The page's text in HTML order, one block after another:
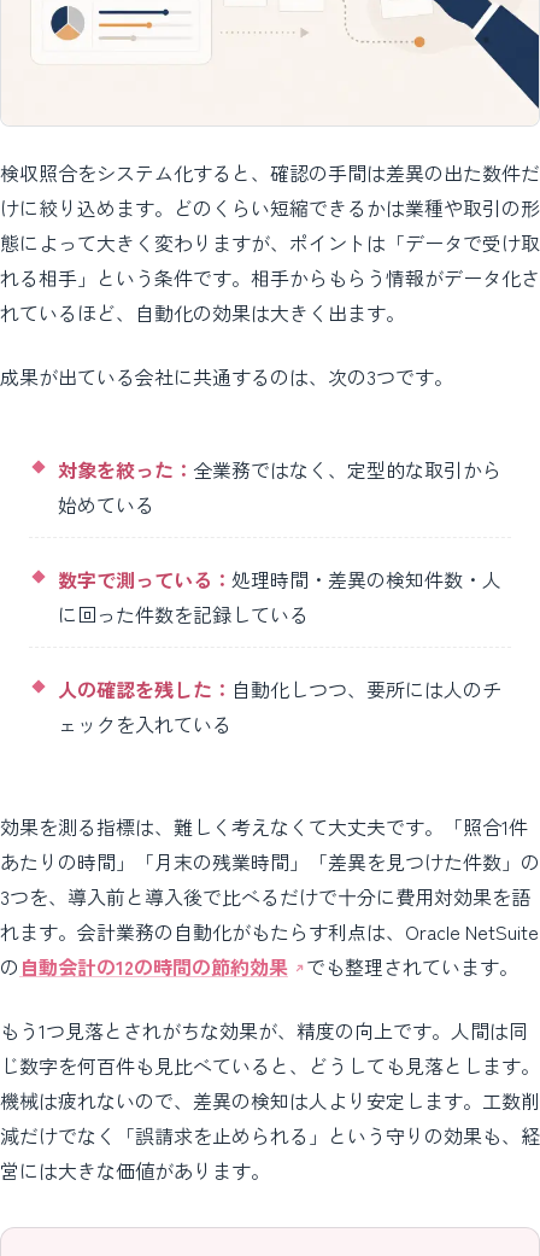
検収照合をシステム化すると、確認の手間は差異の出た数件だ
けに絞り込めます。どのくらい短縮できるかは業種や取引の形
態によって大きく変わりますが、ポイントは「データで受け取
れる相手」という条件です。相手からもらう情報がデータ化さ
れているほど、自動化の効果は大きく出ます。
成果が出ている会社に共通するのは、次の3つです。
対象を絞った： 全業務ではなく、定型的な取引から
始めている
数字で測っている： 処理時間・差異の検知件数・人
に回った件数を記録している
人の確認を残した： 自動化しつつ、要所には人のチ
ェックを入れている
効果を測る指標は、難しく考えなくて大丈夫です。「照合1件
あたりの時間」「月末の残業時間」「差異を見つけた件数」の
3つを、導入前と導入後で比べるだけで十分に費用対効果を語
れます。会計業務の自動化がもたらす利点は、Oracle NetSuite
の 自動会計の12の時間の節約効果 でも整理されています。
もう1つ見落とされがちな効果が、精度の向上です。人間は同
じ数字を何百件も見比べていると、どうしても見落とします。
機械は疲れないので、差異の検知は人より安定します。工数削
減だけでなく「誤請求を止められる」という守りの効果も、経
営には大きな価値があります。